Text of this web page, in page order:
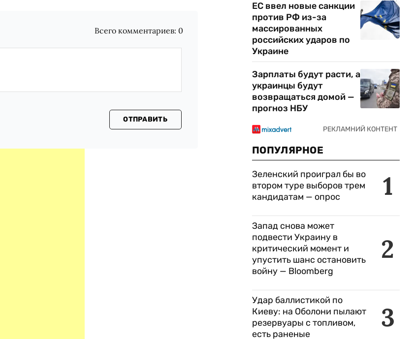
Всего комментариев: 0
ОТПРАВИТЬ
ЕС ввел новые санкции
против РФ из-за
массированных
российских ударов по
Украине
Зарплаты будут расти, а
украинцы будут
возвращаться домой —
прогноз НБУ
ПОПУЛЯРНОЕ
1
Зеленский проиграл бы во
втором туре выборов трем
кандидатам — опрос
2
Запад снова может
подвести Украину в
критический момент и
упустить шанс остановить
войну — Bloomberg
3
Удар баллистикой по
Киеву: на Оболони пылают
резервуары с топливом,
есть раненые